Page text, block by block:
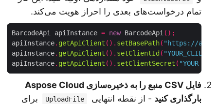
تمام درخواست‌های بعدی را احراز هویت می‌کند.
BarcodeApi apiInstance = new BarcodeApi ();
apiInstance.getApiClient ().setBasePath ( "https://
apiInstance.getApiClient ().setClientId (
apiInstance.getApiClient ().setClientSecret (
فایل CSV منبع را به ذخیره‌سازی Aspose Cloud
بارگذاری کنید- از نقطه انتهایی UploadFile
برای